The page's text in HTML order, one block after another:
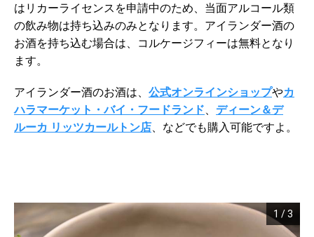
はリカーライセンスを申請中のため、当面アルコール類
の飲み物は持ち込みのみとなります。アイランダー酒の
お酒を持ち込む場合は、コルケージフィーは無料となり
ます。
アイランダー酒のお酒は、 公式オンラインショップやカ
ハラマーケット・バイ・フードランド
ディーン＆デ
ルーカ リッツカールトン店 、などでも購入可能ですよ。
1 /3